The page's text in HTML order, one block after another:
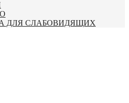
ДЛЯ СЛАБОВИДЯЩИХ